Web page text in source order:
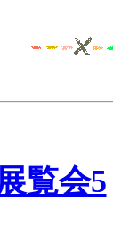
覧会5